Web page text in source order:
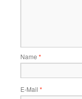
Name *
E-Mail *